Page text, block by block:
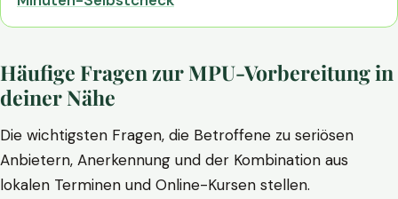
Häufige Fragen zur MPU-Vorbereitung in
deiner Nähe
Die wichtigsten Fragen, die Betroffene zu seriösen
Anbietern, Anerkennung und der Kombination aus
lokalen Terminen und Online-Kursen stellen.